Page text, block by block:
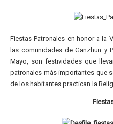
Fiestas Patronales en honor a la
las comunidades de Ganzhun y
Mayo, son festividades que
patronales más importantes que
de los habitantes practican la